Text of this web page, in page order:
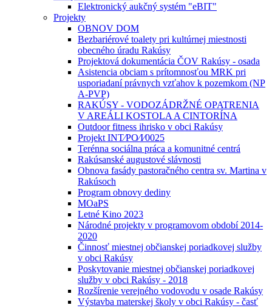
Elektronický aukčný systém "eBIT"
Projekty
OBNOV DOM
Bezbariérové toalety pri kultúrnej miestnosti
obecného úradu Rakúsy
Projektová dokumentácia ČOV Rakúsy - osada
Asistencia obciam s prítomnosťou MRK pri
usporiadaní právnych vzťahov k pozemkom (NP
A-PVP)
RAKÚSY - VODOZÁDRŽNÉ OPATRENIA
V AREÁLI KOSTOLA A CINTORÍNA
Outdoor fitness ihrisko v obci Rakúsy
Projekt INT⁄PO⁄I⁄0025
Terénna sociálna práca a komunitné centrá
Rakúsanské augustové slávnosti
Obnova fasády pastoračného centra sv. Martina v
Rakúsoch
Program obnovy dediny
MOaPS
Letné Kino 2023
Národné projekty v programovom období 2014-
2020
Činnosť miestnej občianskej poriadkovej služby
v obci Rakúsy
Poskytovanie miestnej občianskej poriadkovej
služby v obci Rakúsy - 2018
Rozšírenie verejného vodovodu v osade Rakúsy
Výstavba materskej školy v obci Rakúsy - časť